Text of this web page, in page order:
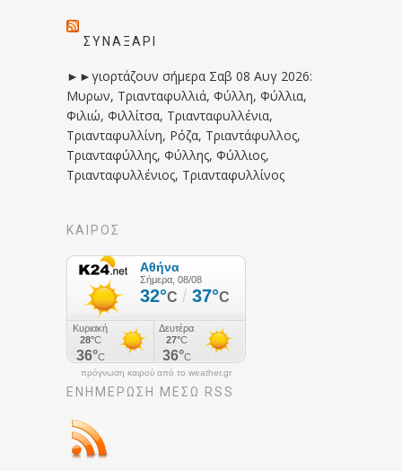
ΣΥΝΑΞΆΡΙ
►►γιορτάζουν σήμερα Σαβ 08 Αυγ 2026:
Μυρων, Τριανταφυλλιά, Φύλλη, Φύλλια,
Φιλιώ, Φιλλίτσα, Τριανταφυλλένια,
Τριανταφυλλίνη, Ρόζα, Τριαντάφυλλος,
Τριανταφύλλης, Φύλλης, Φύλλιος,
Τριανταφυλλένιος, Τριανταφυλλίνος
ΚΑΙΡΟΣ
πρόγνωση καιρού από το weather.gr
ΕΝΗΜΈΡΩΣΉ ΜΕΣΩ RSS